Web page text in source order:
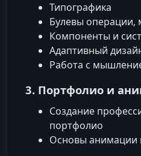
Типографика
Булевы операции,
Компоненты и
Адаптивный
Работа с
3. Портфолио и
Создание
портфолио
Основы анимации